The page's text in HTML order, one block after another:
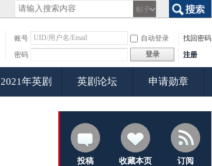
帖子
账号
自动登录
找回密码
密码
登录 注册
2021年英剧 英剧论坛 申请勋章
投稿 收藏本页 订阅